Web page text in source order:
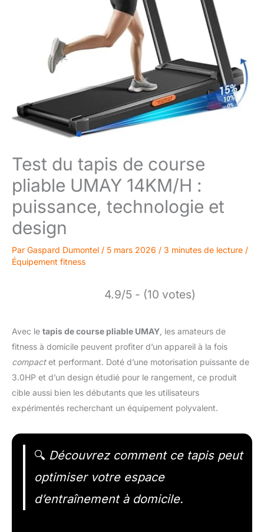
Test du tapis de course
pliable UMAY 14KM/H :
puissance, technologie et
design
Par Gaspard Dumontel / 5 mars 2026 / 3 minutes de lecture /
Équipement fitness
4.9/5 - (10 votes)
Avec le tapis de course pliable UMAY , les amateurs de
fitness à domicile peuvent profiter d’un appareil à la fois
compactet performant. Doté d’une motorisation puissante de
3.0HP et d’un design étudié pour le rangement, ce produit
cible aussi bien les débutants que les utilisateurs
expérimentés recherchant un équipement polyvalent.
🔍 Découvrez comment ce tapis peut
optimiser votre espace
d’entraînement à domicile.